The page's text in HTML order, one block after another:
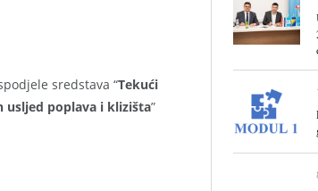
sredstava “Tekući
usljed poplava i klizišta”